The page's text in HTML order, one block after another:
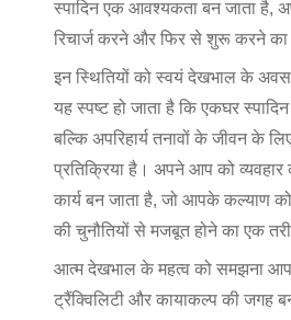
स्पादिन एक आवश्यकता बन जाता है,
रिचार्ज करने और फिर से शुरू करने का
इन स्थितियों को स्वयं देखभाल के
यह स्पष्ट हो जाता है कि एकघर स्पा
बल्कि अपरिहार्य तनावों के जीवन के
प्रतिक्रिया है। अपने आप को
कार्य बन जाता है, जो आपके कल्याण
की चुनौतियों से मजबूत होने का एक
आत्म देखभाल के महत्व को समझना
ट्रैंक्विलिटी और कायाकल्प की जगह